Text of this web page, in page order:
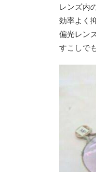
レンズ内
効率よく
偏光レン
すこしで